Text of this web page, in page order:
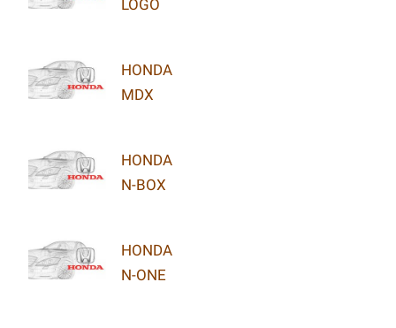
LOGO
HONDA
MDX
HONDA
N-BOX
HONDA
N-ONE